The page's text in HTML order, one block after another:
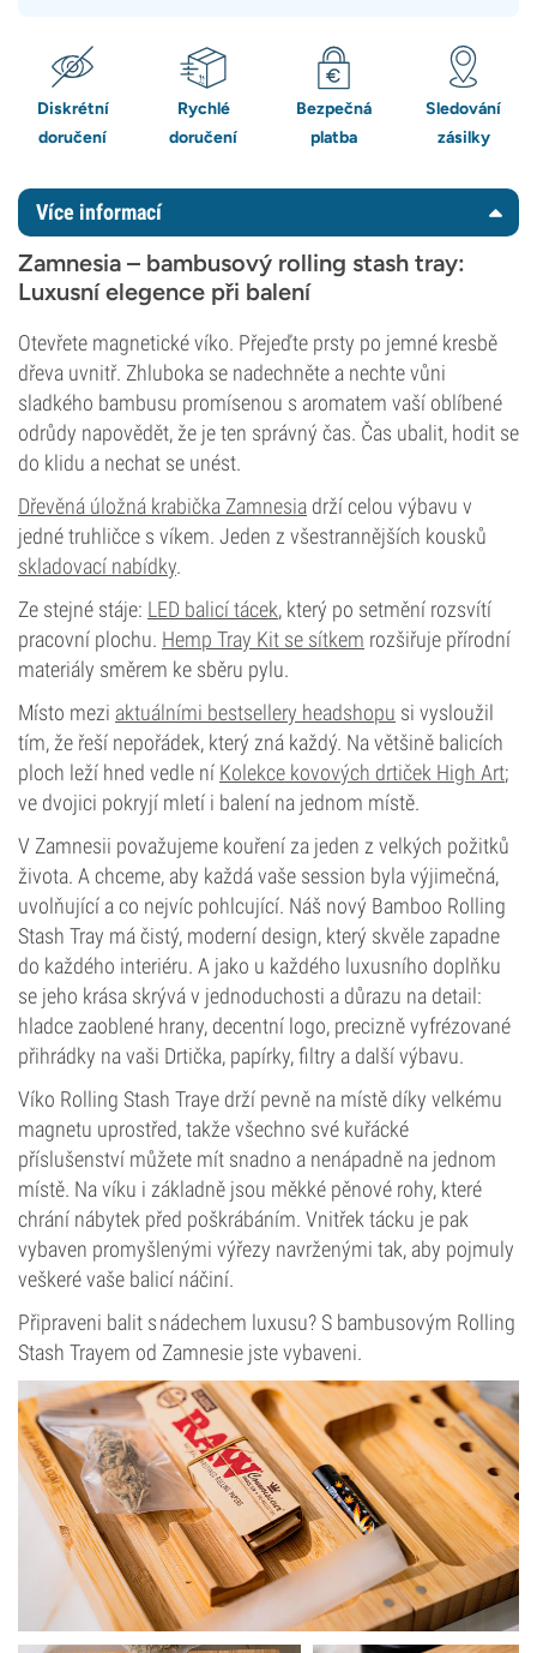
Diskrétní
doručení
Rychlé
doručení
Bezpečná
platba
Sledování
zásilky
Více informací
Zamnesia – bambusový rolling stash tray:
Luxusní elegence při balení
Otevřete magnetické víko. Přejeďte prsty po jemné kresbě
dřeva uvnitř. Zhluboka se nadechněte a nechte vůni
sladkého bambusu promísenou s aromatem vaší oblíbené
odrůdy napovědět, že je ten správný čas. Čas ubalit, hodit se
do klidu a nechat se unést.
Dřevěná úložná krabička Zamnesia drží celou výbavu v
jedné truhličce s víkem. Jeden z všestrannějších kousků
skladovací nabídky.
Ze stejné stáje: LED balicí tácek, který po setmění rozsvítí
pracovní plochu. Hemp Tray Kit se sítkem rozšiřuje přírodní
materiály směrem ke sběru pylu.
Místo mezi aktuálními bestsellery headshopu si vysloužil
tím, že řeší nepořádek, který zná každý. Na většině balicích
ploch leží hned vedle ní Kolekce kovových drtiček High Art;
ve dvojici pokryjí mletí i balení na jednom místě.
V Zamnesii považujeme kouření za jeden z velkých požitků
života. A chceme, aby každá vaše session byla výjimečná,
uvolňující a co nejvíc pohlcující. Náš nový Bamboo Rolling
Stash Tray má čistý, moderní design, který skvěle zapadne
do každého interiéru. A jako u každého luxusního doplňku
se jeho krása skrývá v jednoduchosti a důrazu na detail:
hladce zaoblené hrany, decentní logo, precizně vyfrézované
přihrádky na vaši Drtička, papírky, filtry a další výbavu.
Víko Rolling Stash Traye drží pevně na místě díky velkému
magnetu uprostřed, takže všechno své kuřácké
příslušenství můžete mít snadno a nenápadně na jednom
místě. Na víku i základně jsou měkké pěnové rohy, které
chrání nábytek před poškrábáním. Vnitřek tácku je pak
vybaven promyšlenými výřezy navrženými tak, aby pojmuly
veškeré vaše balicí náčiní.
Připraveni balit s nádechem luxusu? S bambusovým Rolling
Stash Trayem od Zamnesie jste vybaveni.